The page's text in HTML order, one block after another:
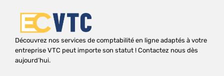
Découvrez nos services de comptabilité en ligne adaptés à votre
entreprise VTC peut importe son statut ! Contactez nous dès
aujourd’hui.